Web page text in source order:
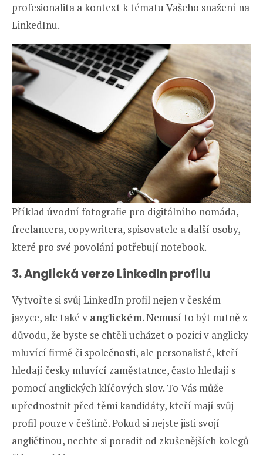
profesionalita a kontext k tématu Vašeho snažení na
LinkedInu.
Příklad úvodní fotografie pro digitálního nomáda,
freelancera, copywritera, spisovatele a další osoby,
které pro své povolání potřebují notebook.
3. Anglická verze LinkedIn profilu
Vytvořte si svůj LinkedIn profil nejen v českém
jazyce, ale také v anglickém. Nemusí to být nutně z
důvodu, že byste se chtěli ucházet o pozici v anglicky
mluvící firmě či společnosti, ale personalisté, kteří
hledají česky mluvící zaměstatnce, často hledají s
pomocí anglických klíčových slov. To Vás může
upřednostnit před těmi kandidáty, kteří mají svůj
profil pouze v češtině. Pokud si nejste jisti svojí
angličtinou, nechte si poradit od zkušenějších kolegů